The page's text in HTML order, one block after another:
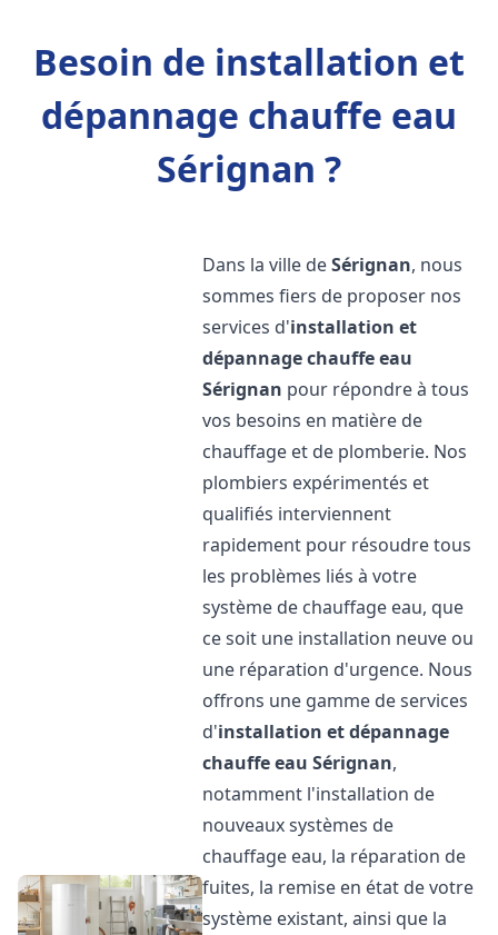
Besoin de installation et
dépannage chauffe eau
Sérignan ?
Dans la ville deSérignan, nous
sommes fiers de proposer nos
services d'installation et
dépannage chauffe eau
Sérignan pour répondre à tous
vos besoins en matière de
chauffage et de plomberie. Nos
plombiers expérimentés et
qualifiés interviennent
rapidement pour résoudre tous
les problèmes liés à votre
système de chauffage eau, que
ce soit une installation neuve ou
une réparation d'urgence. Nous
offrons une gamme de services
d'installation et dépannage
chauffe eau Sérignan,
notamment l'installation de
nouveaux systèmes de
chauffage eau, la réparation de
fuites, la remise en état de votre
système existant, ainsi que la